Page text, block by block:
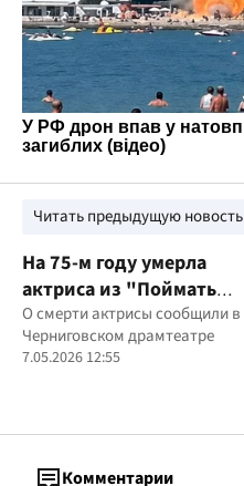
Читать предыдущую новость
На 75-м году умерла
актриса из "Поймать
Кайдаша" Любовь
Колесникова
О смерти актрисы сообщили в
Черниговском драмтеатре
7.05.2026 12:55
Комментарии